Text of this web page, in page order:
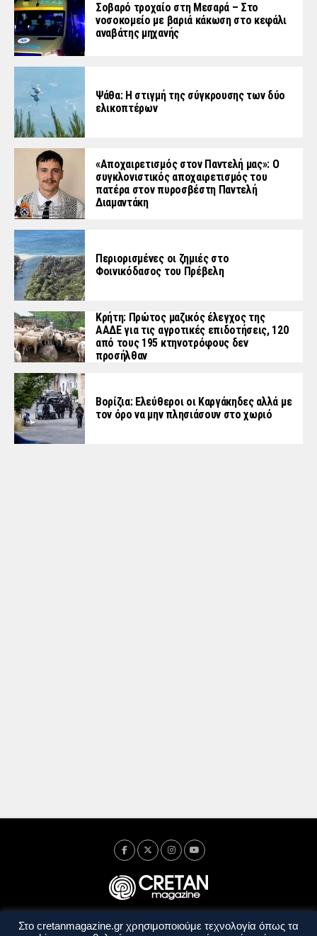
Σοβαρό τροχαίο στη Μεσαρά – Στο
νοσοκομείο με βαριά κάκωση στο κεφάλι
αναβάτης μηχανής
Ψάθα: Η στιγμή της σύγκρουσης των δύο
ελικοπτέρων
«Aποχαιρετισμός στον Παντελή μας»: Ο
συγκλονιστικός αποχαιρετισμός του
πατέρα στον πυροσβέστη Παντελή
Διαμαντάκη
Περιορισμένες οι ζημιές στο
Φοινικόδασος του Πρέβελη
Κρήτη: Πρώτος μαζικός έλεγχος της
ΑΑΔΕ για τις αγροτικές επιδοτήσεις, 120
από τους 195 κτηνοτρόφους δεν
προσήλθαν
Βορίζια: Ελεύθεροι οι Καργάκηδες αλλά με
τον όρο να μην πλησιάσουν στο χωριό
Ταυτότητα Πολιτική Απορρήτου
Όροι Χρήσης
Στο cretanmagazine.gr χρησιμοποιούμε τεχνολογία όπως τα